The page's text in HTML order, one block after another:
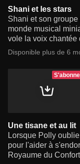
Shani et les stars
Shani et son
monde musical
vole la voix chantée
Disponible plus de 6
Une tisane et au lit
Lorsque Polly
pour l'aider à
Royaume du